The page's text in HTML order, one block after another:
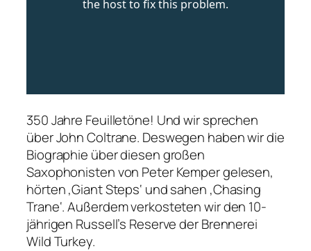
350 Jahre Feuilletöne! Und wir sprechen
über John Coltrane. Deswegen haben wir die
Biographie über diesen großen
Saxophonisten von Peter Kemper gelesen,
hörten ‚Giant Steps‘ und sahen ‚Chasing
Trane‘. Außerdem verkosteten wir den 10-
jährigen Russell’s Reserve der Brennerei
Wild Turkey.